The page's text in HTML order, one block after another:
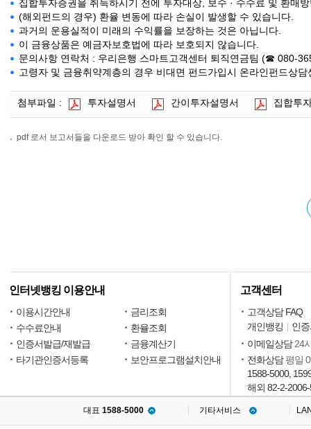
집합투자증권을 취득하시기 전에 투자대상, 보수 · 수수료 및 환매
(해외펀드의 경우) 환율 변동에 따라 손실이 발생할 수 있습니다.
과거의 운용실적이 미래의 수익률을 보장하는 것은 아닙니다.
이 금융상품은 예금자보호법에 따라 보호되지 않습니다.
문의사항 연락처 : 우리은행 스마트고객센터 퇴직연금팀 (☎ 080-
고령자 및 금융취약계층의 경우 비대면 펀드가입시 온라인펀드상
첨부파일 : 투자설명서 간이투자설명서 집합투
pdf 로서 보고서들을 다운로드 받아 확인 할 수 있습니다.
인터넷뱅킹 이용안내
이용시간안내
금리조회
수수료안내
환율조회
인증서발급/재발급
금융계산기
타기관인증서등록
보안프로그램설치안내
고객센터
고객상담 FAQ
개인뱅킹
인
이메일상담 24
전화상담평일
1588-5000,
해외 82-2-
대표 1588-5000 기타서비스